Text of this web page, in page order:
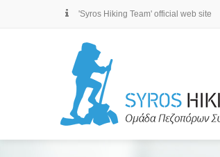
'Syros Hiking Team' official web site